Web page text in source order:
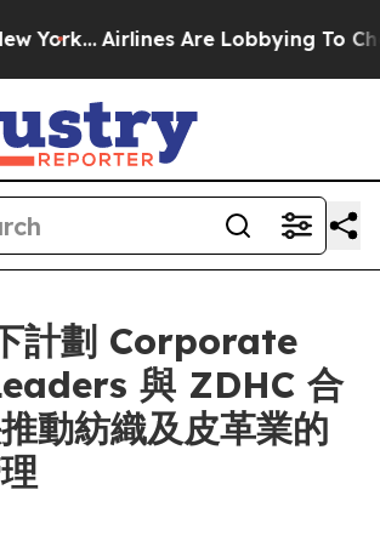
Airlines Are Lobbying To
計劃 Corporate
與 ZDHC 合
動紡織及皮革業的